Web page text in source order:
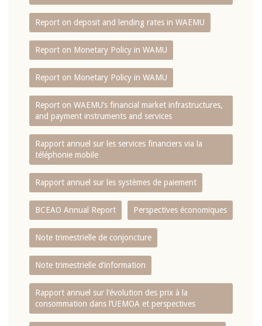
Report on deposit and lending rates in WAEMU
Report on Monetary Policy in WAMU
Report on Monetary Policy in WAMU
Report on WAEMU’s financial market infrastructures,
and payment instruments and services
Rapport annuel sur les services financiers via la
téléphonie mobile
Rapport annuel sur les systèmes de paiement
BCEAO Annual Report Perspectives économiques
Note trimestrielle de conjoncture
Note trimestrielle d‘information
Rapport annuel sur l‘évolution des prix à la
consommation dans l‘UEMOA et perspectives